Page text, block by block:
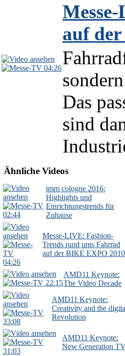
04:26
auf
Das
sind
Ähnliche Videos
02:44
imm cologne 2016:
Highlights und
Einrichtungstrends für
Zuhause
04:26
Messe-LIVE: Fashion-
Trends rund ums Fahrrad
auf der BIKE EXPO 2010
22:15
AMD11 Keynote:
The Video Decade
33:08
AMD11 Keynote:
Creativity and the
Revolution
31:03
AMD11 Keynote:
New Generation